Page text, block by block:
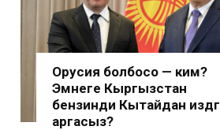
Орусия болбосо — ким?
Эмнеге Кыргызстан
бензинди Кытайдан издөөгө
аргасыз?